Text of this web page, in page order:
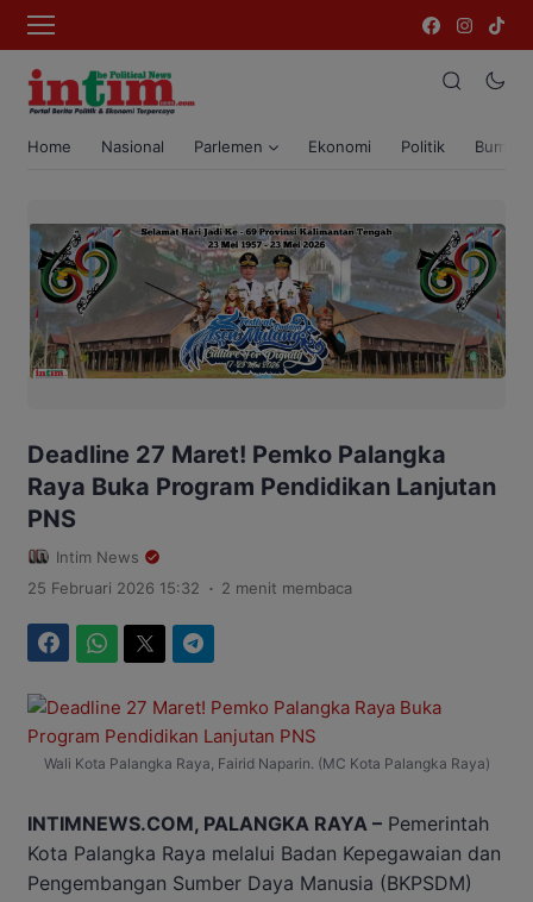
Home Nasional Parlemen Ekonomi Politik Bumi
Deadline 27 Maret! Pemko Palangka
Raya Buka Program Pendidikan Lanjutan
PNS
Intim News
25 Februari 2026 15:32 . 2 menit membaca
Wali Kota Palangka Raya, Fairid Naparin. (MC Kota Palangka Raya)
INTIMNEWS.COM, PALANGKA RAYA – Pemerintah
Kota Palangka Raya melalui Badan Kepegawaian dan
Pengembangan Sumber Daya Manusia (BKPSDM)